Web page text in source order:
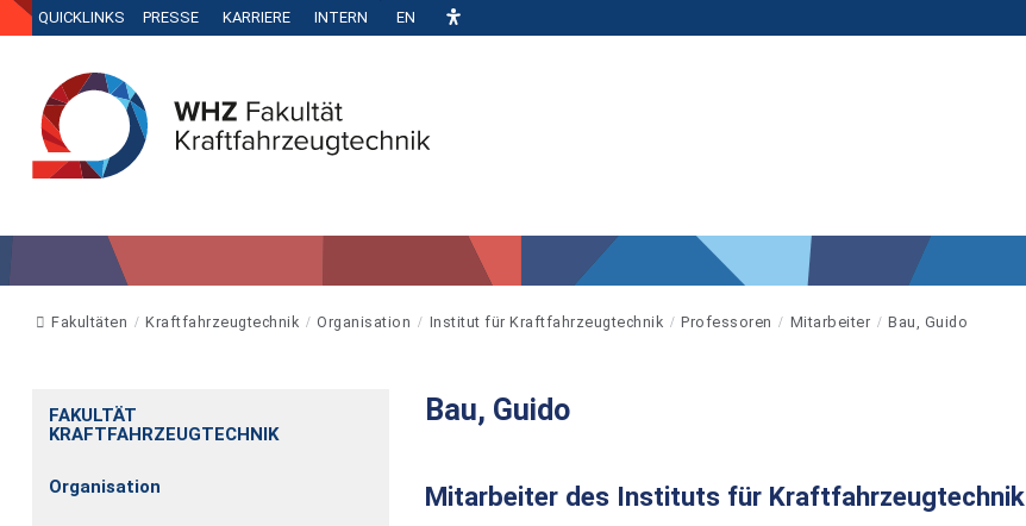
QUICKLINKS PRESSE KARRIERE INTERN EN
Fakultäten Kraftfahrzeugtechnik Organisation Institut für Kraftfahrzeugtechnik Professoren Mitarbeiter Bau, Guido
FAKULTÄT
KRAFTFAHRZEUGTECHNIK
Organisation
Bau, Guido
Mitarbeiter des Instituts für Kraftfahrzeugtechnik